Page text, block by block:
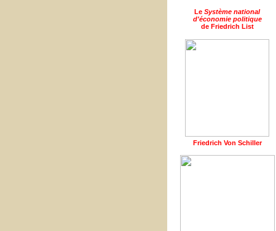
Le Système national
d'économie politique
de Friedrich List
Friedrich Von Schiller